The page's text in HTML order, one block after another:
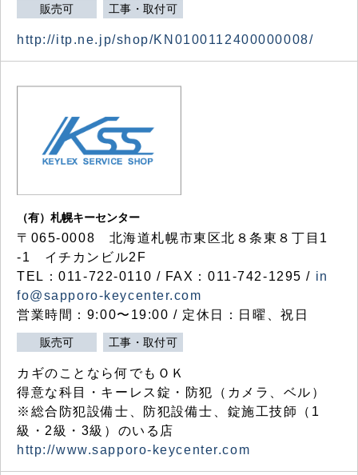
販売可 工事・取付可
http://itp.ne.jp/shop/KN0100112400000008/
（有）札幌キーセンター
〒065-0008 北海道札幌市東区北８条東８丁目1
-1 イチカンビル2F
TEL：011-722-0110 / FAX：011-742-1295 / in
fo@sapporo-keycenter.com
営業時間：9:00〜19:00 / 定休日：日曜、祝日
販売可 工事・取付可
カギのことなら何でもＯＫ
得意な科目・キーレス錠・防犯（カメラ、ベル）
※総合防犯設備士、防犯設備士、錠施工技師（1
級・2級・3級）のいる店
http://www.sapporo-keycenter.com